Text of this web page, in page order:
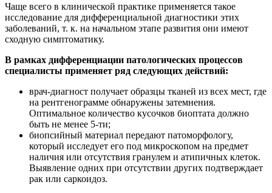
Чаще всего в клинической практике применяется такое
исследование для дифференциальной диагностики этих
заболеваний, т. к. на начальном этапе развития они имеют
сходную симптоматику.
В рамках дифференциации патологических процессов
специалисты применяет ряд следующих действий:
врач-диагност получает образцы тканей из всех мест, где
на рентгенограмме обнаружены затемнения.
Оптимальное количество кусочков биоптата должно
быть не менее 5-ти;
биопсийный материал передают патоморфологу,
который исследует его под микроскопом на предмет
наличия или отсутствия гранулем и атипичных клеток.
Выявление одних при отсутствии других подтверждает
рак или саркоидоз.